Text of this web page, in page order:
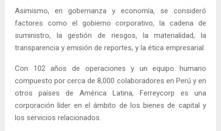
Asimismo, en gobernanza y economía, se consideró
factores como el gobierno corporativo, la cadena de
suministro, la gestión de riesgos, la materialidad, la
transparencia y emisión de reportes, y la ética empresarial.
Con 102 años de operaciones y un equipo humano
compuesto por cerca de 8,000 colaboradores en Perú y en
otros países de América Latina, Ferreycorp es una
corporación líder en el ámbito de los bienes de capital y
los servicios relacionados.